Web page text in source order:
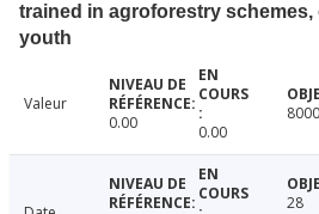
trained in agroforestry schemes,
youth
Valeur
0.00
0.00
28